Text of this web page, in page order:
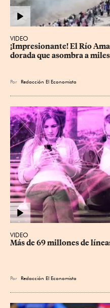
VIDEO
¡Impresionante! El Río
dorada que asombra a
Por Redacción El Economista
VIDEO
Más de 69 millones de
Por Redacción El Economista